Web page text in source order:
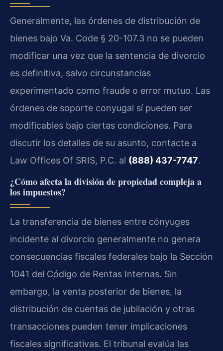
Generalmente, las órdenes de distribución de
bienes bajo Va. Code § 20-107.3 no se pueden
modificar una vez que la sentencia de divorcio
es definitiva, salvo circunstancias
experimentado como fraude o error mutuo. Las
órdenes de soporte conyugal sí pueden ser
modificables bajo ciertas condiciones. Para
discutir los detalles de su asunto, contacte a
Law Offices Of SRIS, P.C. al (888) 437-7747.
¿Cómo afecta la división de propiedad compleja a
los impuestos?
La transferencia de bienes entre cónyuges
incidente al divorcio generalmente no genera
consecuencias fiscales federales bajo la Sección
1041 del Código de Rentas Internas. Sin
embargo, la venta posterior de bienes, la
distribución de cuentas de jubilación y otras
transacciones pueden tener implicaciones
fiscales significativas. El tribunal evalúa las